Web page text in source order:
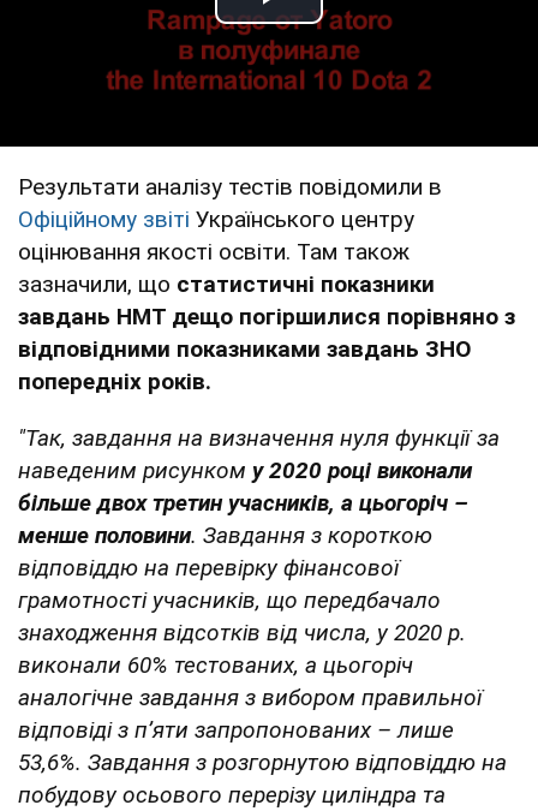
Play Video
Pезультати аналізу тестів повідомили в
Офіційному звіті Українського центру
оцінювання якості освіти. Там також
зазначили, що статистичні показники
завдань НМТ дещо погіршилися порівняно з
відповідними показниками завдань ЗНО
попередніх років.
"Так, завдання на визначення нуля функції за
наведеним рисунком у 2020 році виконали
більше двох третин учасників, а цьогоріч –
менше половини. Завдання з короткою
відповіддю на перевірку фінансової
грамотності учасників, що передбачало
знаходження відсотків від числа, у 2020 р.
виконали 60% тестованих, а цьогоріч
аналогічне завдання з вибором правильної
відповіді з п’яти запропонованих – лише
53,6%. Завдання з розгорнутою відповіддю на
побудову осьового перерізу циліндра та